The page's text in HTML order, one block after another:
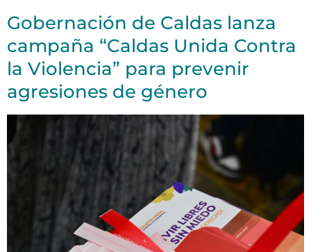
Gobernación de Caldas lanza
campaña “Caldas Unida Contra
la Violencia” para prevenir
agresiones de género